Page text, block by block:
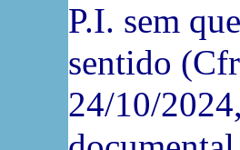
P.I. sem
sentido
24/10/